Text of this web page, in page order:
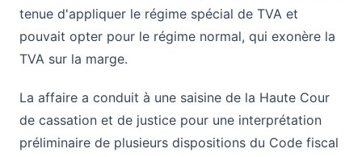
tenue d'appliquer le régime spécial de TVA et
pouvait opter pour le régime normal, qui exonère la
TVA sur la marge.
La affaire a conduit à une saisine de la Haute Cour
de cassation et de justice pour une interprétation
préliminaire de plusieurs dispositions du Code fiscal